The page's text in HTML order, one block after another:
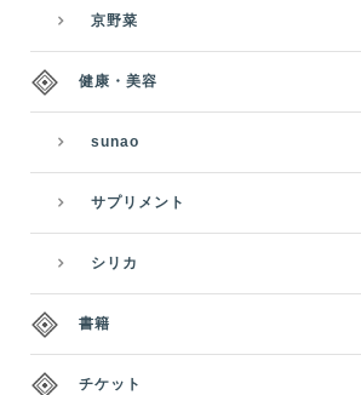
京野菜
健康・美容
sunao
サプリメント
シリカ
書籍
チケット